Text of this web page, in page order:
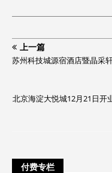
上一篇
苏州科技城源宿酒店暨晶采
北京海淀大悦城12月21日开
付费专栏